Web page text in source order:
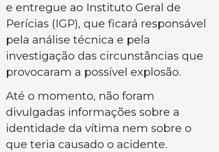
e entregue ao Instituto Geral de
Perícias (IGP), que ficará responsável
pela análise técnica e pela
investigação das circunstâncias que
provocaram a possível explosão.
Até o momento, não foram
divulgadas informações sobre a
identidade da vítima nem sobre o
que teria causado o acidente.